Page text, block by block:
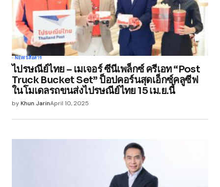
NEWSสื่อสาร
ไปรษณีย์ไทย – เมเจอร์ ซีนีเพล็กซ์ ครีเอท “Post
Truck Bucket Set” ป็อปคอร์นสุดเอ็กซ์คลูซีฟ
ในโมเดลรถขนส่งไปรษณีย์ไทย 15 เม.ย.นี้
byKhun JarinApril 10, 2025